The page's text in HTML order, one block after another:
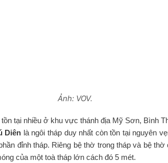
Ảnh: VOV.
tại nhiều ở khu vực thánh địa Mỹ Sơn, Bình
Diên là ngôi tháp duy nhất còn tồn tại nguyên
đỉnh tháp. Riêng bệ thờ trong tháp và bệ
của một toà tháp lớn cách đó 5 mét.